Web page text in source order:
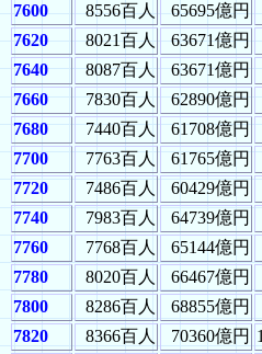
7600
8556百人 65695億円
7620
8021百人 63671億円
7640
8087百人 63671億円
7660
7830百人 62890億円
7680
7440百人 61708億円
7700
7763百人 61765億円
7720
7486百人 60429億円
7740
7983百人 64739億円
7760
7768百人 65144億円
7780
8020百人 66467億円
7800
8286百人 68855億円
7820
8366百人 70360億円